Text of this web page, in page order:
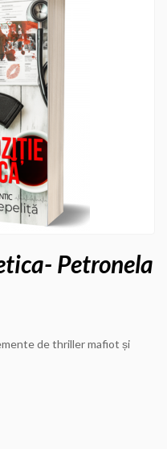
Petronela
de thriller mafiot și